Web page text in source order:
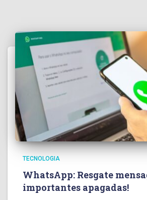
TECNOLOGIA
WhatsApp: Resgate
importantes apagadas!